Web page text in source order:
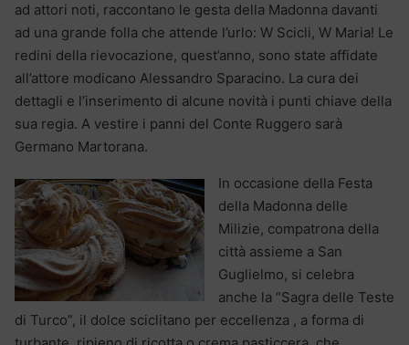
ad attori noti, raccontano le gesta della Madonna davanti
ad una grande folla che attende l’urlo: W Scicli, W Maria! Le
redini della rievocazione, quest’anno, sono state affidate
all’attore modicano Alessandro Sparacino. La cura dei
dettagli e l’inserimento di alcune novità i punti chiave della
sua regia. A vestire i panni del Conte Ruggero sarà
Germano Martorana.
In occasione della Festa
della Madonna delle
Milizie, compatrona della
città assieme a San
Guglielmo, si celebra
anche la “Sagra delle Teste
di Turco”, il dolce sciclitano per eccellenza , a forma di